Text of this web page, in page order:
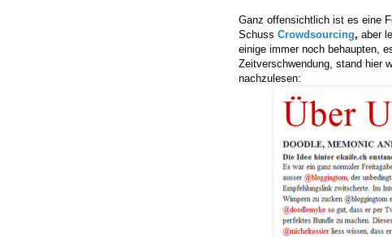
Ganz offensichtlich ist es eine
Schuss Crowdsourcing, aber
einige immer noch behaupten,
Zeitverschwendung, stand hier
nachzulesen: